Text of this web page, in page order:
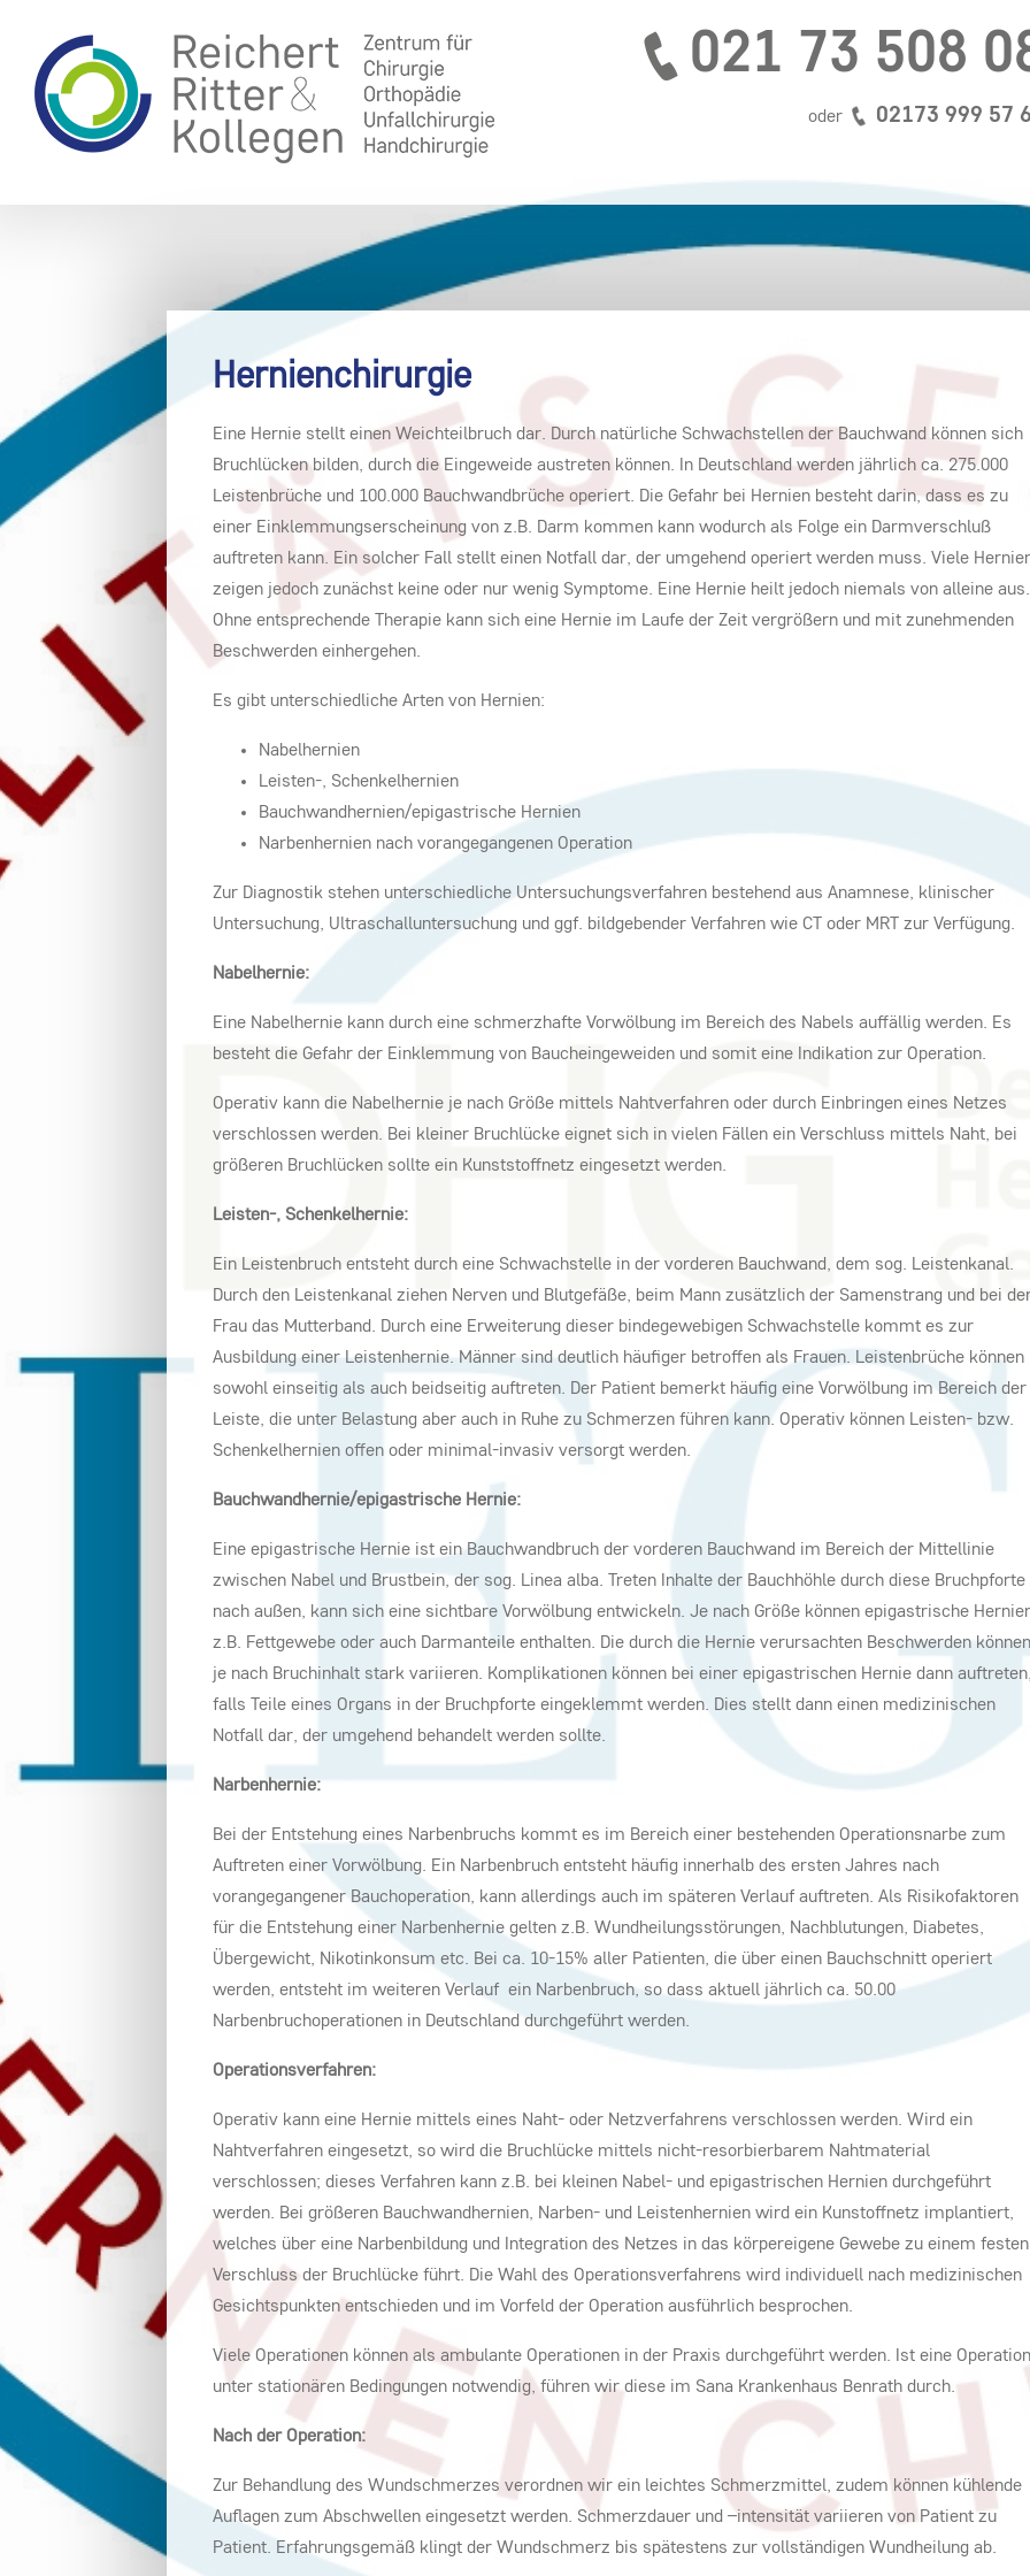
021 73 508
oder 02173 999 57
Hernienchirurgie
Eine Hernie stellt einen Weichteilbruch dar. Durch natürliche Schwachstellen der Bauchwand können sich
Bruchlücken bilden, durch die Eingeweide austreten können. In Deutschland werden jährlich ca. 275.000
Leistenbrüche und 100.000 Bauchwandbrüche operiert. Die Gefahr bei Hernien besteht darin, dass es zu
einer Einklemmungserscheinung von z.B. Darm kommen kann wodurch als Folge ein Darmverschluß
auftreten kann. Ein solcher Fall stellt einen Notfall dar, der umgehend operiert werden muss. Viele
zeigen jedoch zunächst keine oder nur wenig Symptome. Eine Hernie heilt jedoch niemals von alleine aus.
Ohne entsprechende Therapie kann sich eine Hernie im Laufe der Zeit vergrößern und mit zunehmenden
Beschwerden einhergehen.
Es gibt unterschiedliche Arten von Hernien:
Nabelhernien
Leisten-, Schenkelhernien
Bauchwandhernien/epigastrische Hernien
Narbenhernien nach vorangegangenen Operation
Zur Diagnostik stehen unterschiedliche Untersuchungsverfahren bestehend aus Anamnese, klinischer
Untersuchung, Ultraschalluntersuchung und ggf. bildgebender Verfahren wie CT oder MRT zur Verfügung.
Nabelhernie:
Eine Nabelhernie kann durch eine schmerzhafte Vorwölbung im Bereich des Nabels auffällig werden. Es
besteht die Gefahr der Einklemmung von Baucheingeweiden und somit eine Indikation zur Operation.
Operativ kann die Nabelhernie je nach Größe mittels Nahtverfahren oder durch Einbringen eines Netzes
verschlossen werden. Bei kleiner Bruchlücke eignet sich in vielen Fällen ein Verschluss mittels Naht, bei
größeren Bruchlücken sollte ein Kunststoffnetz eingesetzt werden.
Leisten-, Schenkelhernie:
Ein Leistenbruch entsteht durch eine Schwachstelle in der vorderen Bauchwand, dem sog. Leistenkanal.
Durch den Leistenkanal ziehen Nerven und Blutgefäße, beim Mann zusätzlich der Samenstrang und bei
Frau das Mutterband. Durch eine Erweiterung dieser bindegewebigen Schwachstelle kommt es zur
Ausbildung einer Leistenhernie. Männer sind deutlich häufiger betroffen als Frauen. Leistenbrüche können
sowohl einseitig als auch beidseitig auftreten. Der Patient bemerkt häufig eine Vorwölbung im Bereich der
Leiste, die unter Belastung aber auch in Ruhe zu Schmerzen führen kann. Operativ können Leisten- bzw.
Schenkelhernien offen oder minimal-invasiv versorgt werden.
Bauchwandhernie/epigastrische Hernie:
Eine epigastrische Hernie ist ein Bauchwandbruch der vorderen Bauchwand im Bereich der Mittellinie
zwischen Nabel und Brustbein, der sog. Linea alba. Treten Inhalte der Bauchhöhle durch diese Bruchpforte
nach außen, kann sich eine sichtbare Vorwölbung entwickeln. Je nach Größe können epigastrische
z.B. Fettgewebe oder auch Darmanteile enthalten. Die durch die Hernie verursachten Beschwerden können
je nach Bruchinhalt stark variieren. Komplikationen können bei einer epigastrischen Hernie dann
falls Teile eines Organs in der Bruchpforte eingeklemmt werden. Dies stellt dann einen medizinischen
Notfall dar, der umgehend behandelt werden sollte.
Narbenhernie:
Bei der Entstehung eines Narbenbruchs kommt es im Bereich einer bestehenden Operationsnarbe zum
Auftreten einer Vorwölbung. Ein Narbenbruch entsteht häufig innerhalb des ersten Jahres nach
vorangegangener Bauchoperation, kann allerdings auch im späteren Verlauf auftreten. Als Risikofaktoren
für die Entstehung einer Narbenhernie gelten z.B. Wundheilungsstörungen, Nachblutungen, Diabetes,
Übergewicht, Nikotinkonsum etc. Bei ca. 10-15% aller Patienten, die über einen Bauchschnitt operiert
werden, entsteht im weiteren Verlauf ein Narbenbruch, so dass aktuell jährlich ca. 50.00
Narbenbruchoperationen in Deutschland durchgeführt werden.
Operationsverfahren:
Operativ kann eine Hernie mittels eines Naht- oder Netzverfahrens verschlossen werden. Wird ein
Nahtverfahren eingesetzt, so wird die Bruchlücke mittels nicht-resorbierbarem Nahtmaterial
verschlossen; dieses Verfahren kann z.B. bei kleinen Nabel- und epigastrischen Hernien durchgeführt
werden. Bei größeren Bauchwandhernien, Narben- und Leistenhernien wird ein Kunstoffnetz implantiert,
welches über eine Narbenbildung und Integration des Netzes in das körpereigene Gewebe zu einem festen
Verschluss der Bruchlücke führt. Die Wahl des Operationsverfahrens wird individuell nach medizinischen
Gesichtspunkten entschieden und im Vorfeld der Operation ausführlich besprochen.
Viele Operationen können als ambulante Operationen in der Praxis durchgeführt werden. Ist eine Operation
unter stationären Bedingungen notwendig, führen wir diese im Sana Krankenhaus Benrath durch.
Nach der Operation:
Zur Behandlung des Wundschmerzes verordnen wir ein leichtes Schmerzmittel, zudem können kühlende
Auflagen zum Abschwellen eingesetzt werden. Schmerzdauer und –intensität variieren von Patient zu
Patient. Erfahrungsgemäß klingt der Wundschmerz bis spätestens zur vollständigen Wundheilung ab.